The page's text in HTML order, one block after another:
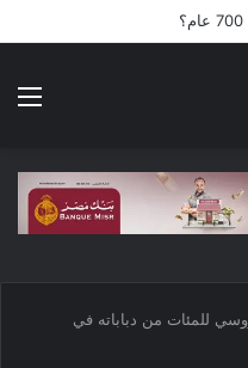
للمئات من دباباته في